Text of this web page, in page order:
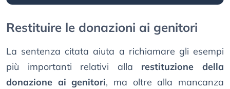
Restituire le donazioni ai genitori
La sentenza citata aiuta a richiamare gli esempi
più importanti relativi alla restituzione della
donazione ai genitori, ma oltre alla mancanza